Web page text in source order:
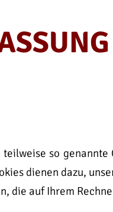
so
dienen dazu,
die auf Ihrem